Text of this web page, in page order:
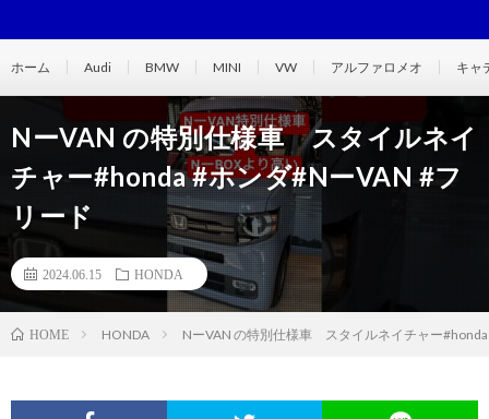
ホーム Audi BMW MINI VW アルファロメオ キャ
NーVAN の特別仕様車 スタイルネイ
チャー#honda #ホンダ#NーVAN #フ
リード
2024.06.15 HONDA
HOME HONDA NーVAN の特別仕様車 スタイルネイチャー